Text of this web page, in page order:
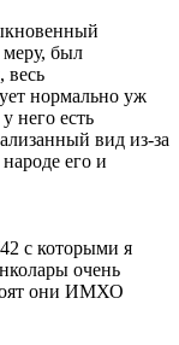
меру, был
весь
нормально уж
него есть
вид из-за
его и
с которыми я
очень
они ИМХО